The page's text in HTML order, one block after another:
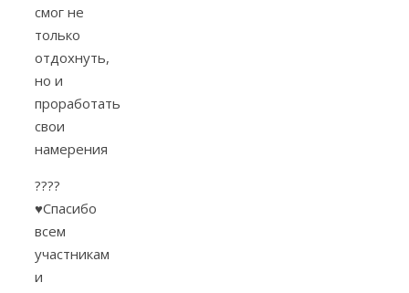
смог не
только
отдохнуть,
но и
проработать
свои
намерения
????
♥Спасибо
всем
участникам
и